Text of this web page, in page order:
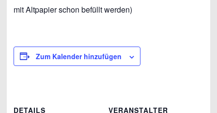
mit Altpapier schon befüllt werden)
Zum Kalender hinzufügen
DETAILS
VERANSTALTER